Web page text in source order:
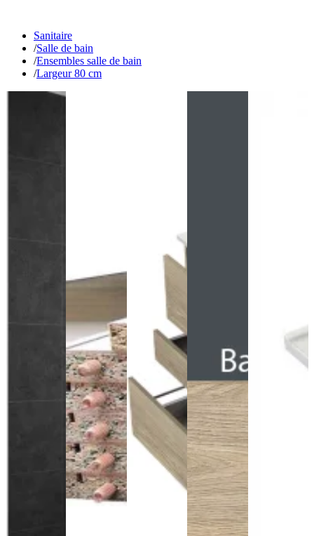
Sanitaire
/Salle de bain
/Ensembles salle de bain
/Largeur 80 cm